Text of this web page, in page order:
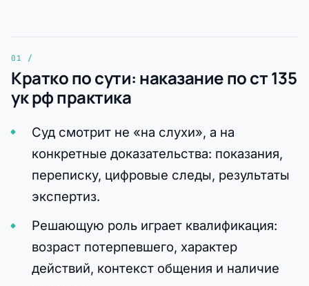
Кратко по сути: наказание по ст 135
ук рф практика
Суд смотрит не «на слухи», а на
конкретные доказательства: показания,
переписку, цифровые следы, результаты
экспертиз.
Решающую роль играет квалификация:
возраст потерпевшего, характер
действий, контекст общения и наличие